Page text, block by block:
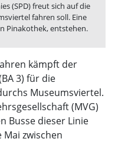
(SPD) freut sich auf die
fahren soll. Eine
Pinakothek, entstehen.
kämpft der
3) für die
Museumsviertel.
(MVG)
Busse dieser Linie
zwischen